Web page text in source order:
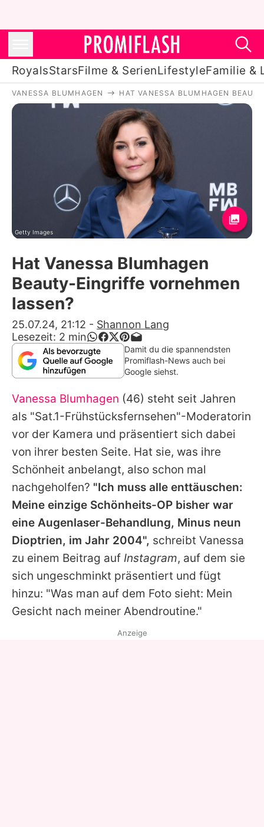
RoyalsStarsFilme & SerienLifestyleFamilie &
Royals
Stars
Filme & Serien
Lifestyle
Familie & Liebe
Promiflash Exklusiv
Alle Themen auf Promiflash
App runterladen
Team
Redaktionelle Richtlinien
Impressum
Datenschutzerklärung
Nutzungsbedingungen
Utiq verwalten
VANESSA BLUMHAGEN HAT VANESSA BLUMHAGEN
Getty Images
Hat Vanessa Blumhagen
Beauty-Eingriffe vornehmen
lassen?
25.07.24, 21:12 - Shannon Lang
Lesezeit: 2 min
Damit du die spannendsten
Promiflash-News auch bei
Google siehst.
Vanessa Blumhagen (46) steht seit Jahren
als "Sat.1-Frühstücksfernsehen"-Moderatorin
vor der Kamera und präsentiert sich dabei
von ihrer besten Seite. Hat sie, was ihre
Schönheit anbelangt, also schon mal
nachgeholfen? "Ich muss alle enttäuschen:
Meine einzige Schönheits-OP bisher war
eine Augenlaser-Behandlung, Minus neun
Dioptrien, im Jahr 2004", schreibt Vanessa
zu einem Beitrag auf Instagram, auf dem sie
sich ungeschminkt präsentiert und fügt
hinzu: "Was man auf dem Foto sieht: Mein
Gesicht nach meiner Abendroutine."
Anzeige